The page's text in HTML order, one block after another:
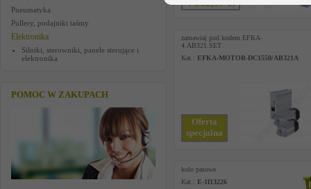
Pneumatyka
Pullery, podajniki taśmy
Elektronika
Silniki, sterowniki, panele sterujące i
elektronika
POMOC W ZAKUPACH
4 862,57 zł
zamawiaj pod kodem EFKA-
4.AB321.SET
Kat.: EFKA-MOTOR-DC1550/AB321A
Oferta
specjalna
koło pasowe
Kat.: E-1113226